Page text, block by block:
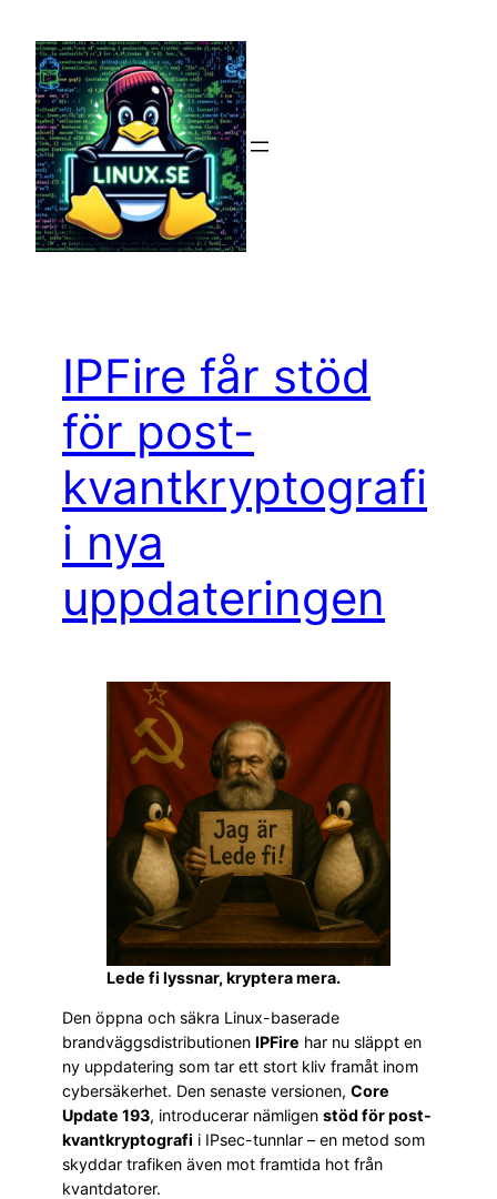
innehåll
IPFire får stöd
för post-
kvantkryptografi
i nya
uppdateringen
Lede fi lyssnar, kryptera mera.
Den öppna och säkra Linux-baserade
brandväggsdistributionen IPFire har nu släppt en
ny uppdatering som tar ett stort kliv framåt inom
cybersäkerhet. Den senaste versionen, Core
Update 193, introducerar nämligen stöd för post-
kvantkryptografi i IPsec-tunnlar – en metod som
skyddar trafiken även mot framtida hot från
kvantdatorer.